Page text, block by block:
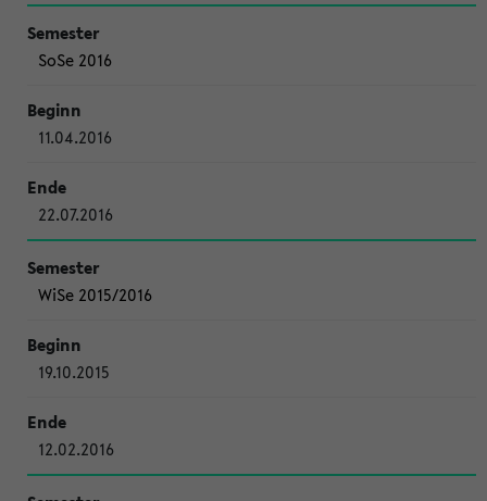
SoSe 2016
11.04.2016
22.07.2016
WiSe 2015/2016
19.10.2015
12.02.2016